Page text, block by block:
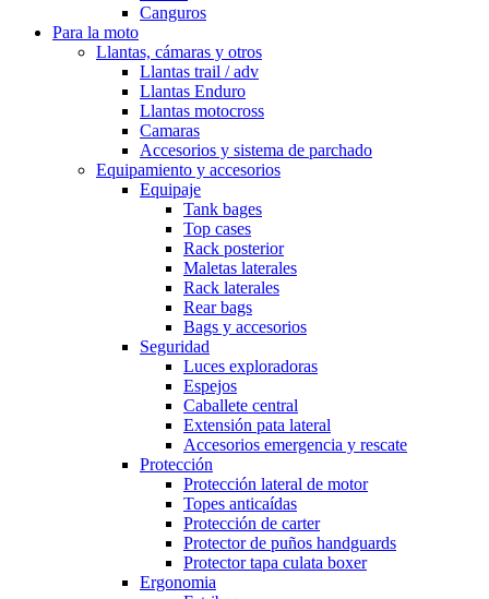
Canguros
Para la moto
Llantas, cámaras y otros
Llantas trail / adv
Llantas Enduro
Llantas motocross
Camaras
Accesorios y sistema de parchado
Equipamiento y accesorios
Equipaje
Tank bages
Top cases
Rack posterior
Maletas laterales
Rack laterales
Rear bags
Bags y accesorios
Seguridad
Luces exploradoras
Espejos
Caballete central
Extensión pata lateral
Accesorios emergencia y rescate
Protección
Protección lateral de motor
Topes anticaídas
Protección de carter
Protector de puños handguards
Protector tapa culata boxer
Ergonomia